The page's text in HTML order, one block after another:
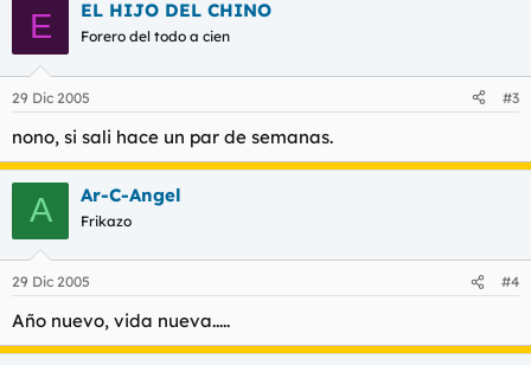
E EL HIJO DEL CHINO
Forero del todo a cien
29 Dic 2005 #3
nono, si sali hace un par de semanas.
A Ar-C-Angel
Frikazo
29 Dic 2005 #4
Año nuevo, vida nueva.....